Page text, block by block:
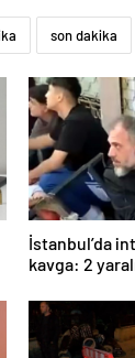
son dakika
İstanbul’da
kavga: 2